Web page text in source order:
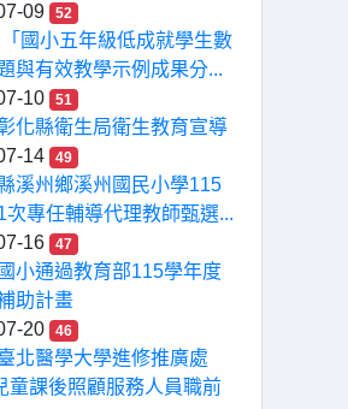
09
52
國小五年級低成就學生數
與有效教學示例成果分...
10
51
化縣衛生局衛生教育宣導
14
49
溪州鄉溪州國民小學115
次專任輔導代理教師甄選...
16
47
小通過教育部115學年度
助計畫
20
46
北醫學大學進修推廣處
童課後照顧服務人員職前